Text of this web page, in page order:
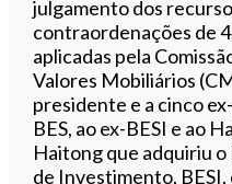
julgamento dos
contraordenações de
aplicadas pela
Valores Mobiliários
presidente e a cinco
BES, ao ex-BESI e ao
Haitong que adquiriu
de Investimento, BESI,